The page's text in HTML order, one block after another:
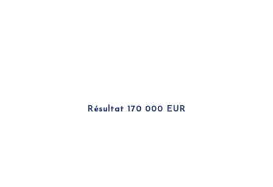
Résultat 170 000 EUR